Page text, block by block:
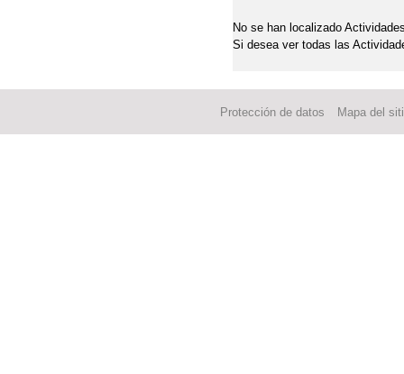
PROYECTO
No se han localizado
Si desea ver todas las
Protección de datos Mapa del